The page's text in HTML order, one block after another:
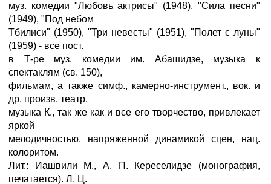
муз. комедии "Любовь актрисы" (1948), "Сила песни"
(1949), "Под небом
Тбилиси" (1950), "Три невесты" (1951), "Полет с луны"
(1959) - все пост.
в Т-ре муз. комедии им. Абашидзе, музыка к
спектаклям (св. 150),
фильмам, а также симф., камерно-инструмент., вок. и
др. произв. театр.
музыка К., так же как и все его творчество, привлекает
яркой
мелодичностью, напряженной динамикой сцен, нац.
колоритом.
Лит.: Иашвили М., А. П. Кереселидзе (монография,
печатается). Л. Ц.